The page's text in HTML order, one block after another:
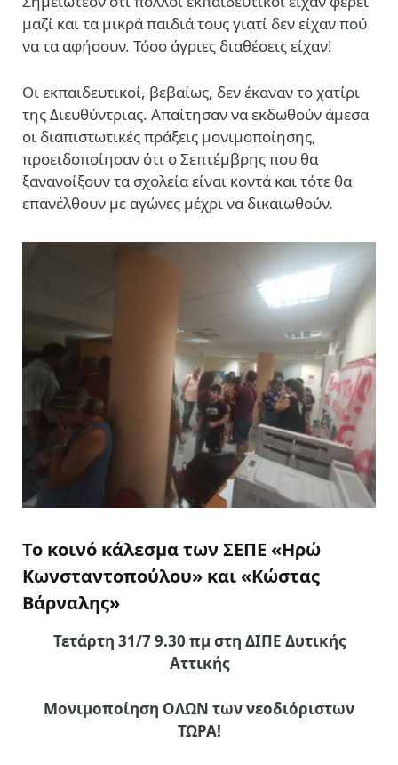
μαζί και τα μικρά παιδιά τους γιατί δεν είχαν πού
να τα αφήσουν. Τόσο άγριες διαθέσεις είχαν!
Οι εκπαιδευτικοί, βεβαίως, δεν έκαναν το χατίρι
της Διευθύντριας. Απαίτησαν να εκδωθούν άμεσα
οι διαπιστωτικές πράξεις μονιμοποίησης,
προειδοποίησαν ότι ο Σεπτέμβρης που θα
ξανανοίξουν τα σχολεία είναι κοντά και τότε θα
επανέλθουν με αγώνες μέχρι να δικαιωθούν.
Το κοινό κάλεσμα των ΣΕΠΕ «Ηρώ
Κωνσταντοπούλου» και «Κώστας
Βάρναλης»
Τετάρτη 31/7 9.30 πμ στη ΔΙΠΕ Δυτικής
Αττικής
Μονιμοποίηση ΟΛΩΝ των νεοδιόριστων
ΤΩΡΑ!